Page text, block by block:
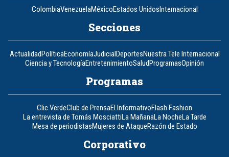
ColombiaVenezuelaMéxicoEstados UnidosInternacional
Secciones
ActualidadPolíticaEconomíaJudicialDeportesNuestra Tele Internacional
Ciencia y TecnologíaEntretenimientoSaludProgramasOpinión
Programas
Clic VerdeClub de PrensaEl InformativoFlash Fashion
La entrevista de Tomás MosciattiLa MañanaLa NocheLa Tarde
Mesa de periodistasMujeres de AtaqueRazón de Estado
Corporativo